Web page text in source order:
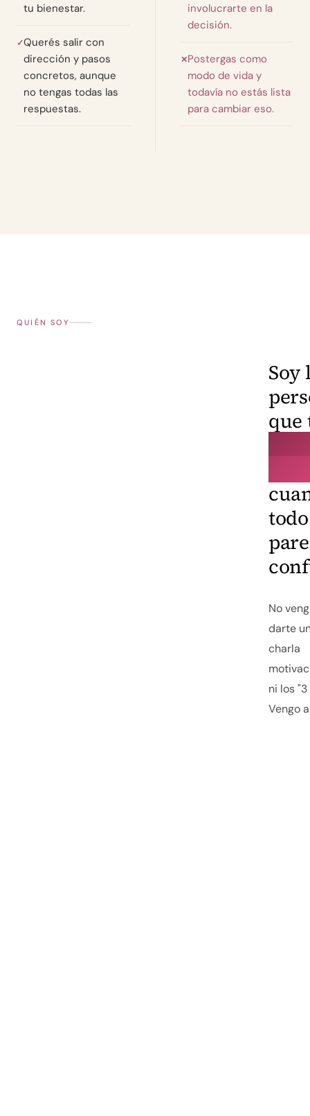
tu bienestar.
✓Querés salir con
dirección y pasos
concretos, aunque
no tengas todas las
respuestas.
involucrarte en la
decisión.
✕Postergas como
modo de vida y
todavía no estás lista
para cambiar eso.
QUIÉN SOY
Soy
que
todo
No
darte
charla
ni los
Vengo